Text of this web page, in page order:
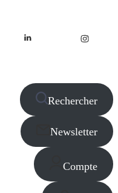
Rechercher
Newsletter
Compte